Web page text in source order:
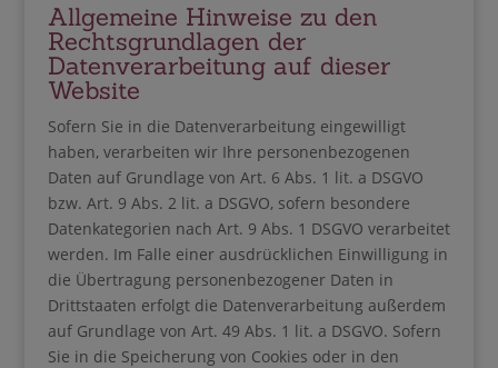
Allgemeine Hinweise zu den
Rechtsgrundlagen der
Datenverarbeitung auf dieser
Website
Sofern Sie in die Datenverarbeitung eingewilligt
haben, verarbeiten wir Ihre personenbezogenen
Daten auf Grundlage von Art. 6 Abs. 1 lit. a DSGVO
bzw. Art. 9 Abs. 2 lit. a DSGVO, sofern besondere
Datenkategorien nach Art. 9 Abs. 1 DSGVO verarbeitet
werden. Im Falle einer ausdrücklichen Einwilligung in
die Übertragung personenbezogener Daten in
Drittstaaten erfolgt die Datenverarbeitung außerdem
auf Grundlage von Art. 49 Abs. 1 lit. a DSGVO. Sofern
Sie in die Speicherung von Cookies oder in den